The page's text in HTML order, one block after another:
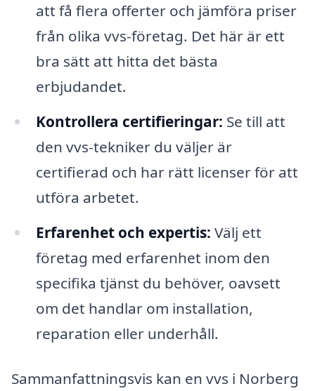
att få flera offerter och jämföra priser
från olika vvs-företag. Det här är ett
bra sätt att hitta det bästa
erbjudandet.
Kontrollera certifieringar: Se till att
den vvs-tekniker du väljer är
certifierad och har rätt licenser för att
utföra arbetet.
Erfarenhet och expertis: Välj ett
företag med erfarenhet inom den
specifika tjänst du behöver, oavsett
om det handlar om installation,
reparation eller underhåll.
Sammanfattningsvis kan en vvs i Norberg